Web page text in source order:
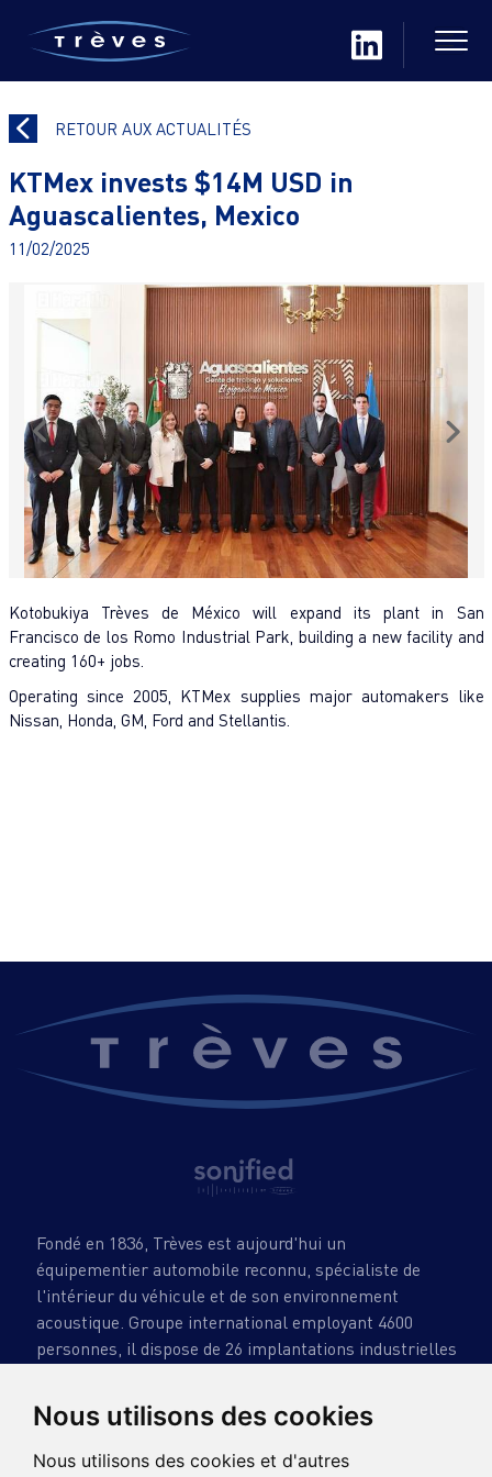
Nous utilisons des cookies
Nous utilisons des cookies et d'autres
RETOUR AUX ACTUALITÉS
KTMex invests $14M USD in
Aguascalientes, Mexico
11/02/2025
1
2
Kotobukiya Trèves de México will expand its plant in San
Francisco de los Romo Industrial Park, building a new facility and
creating 160+ jobs.
Operating since 2005, KTMex supplies major automakers like
Nissan, Honda, GM, Ford and Stellantis.
Fondé en 1836, Trèves est aujourd'hui un
équipementier automobile reconnu, spécialiste de
l'intérieur du véhicule et de son environnement
acoustique. Groupe international employant 4600
personnes, il dispose de 26 implantations industrielles